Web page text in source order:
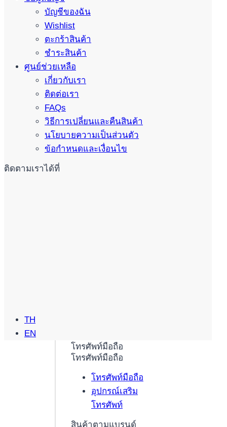
โทรศัพท์มือถือ
โทรศัพท์มือถือ
โทรศัพท์มือถือ
อุปกรณ์เสริม
โทรศัพท์
สินค้าตามแบรนด์
บัญชีของฉัน
Wishlist
ตะกร้าสินค้า
ชำระสินค้า
ศูนย์ช่วยเหลือ
เกี่ยวกับเรา
ติดต่อเรา
FAQs
วิธีการเปลี่ยนและคืนสินค้า
นโยบายความเป็นส่วนตัว
ข้อกำหนดและเงื่อนไข
ติดตามเราได้ที่
TH
EN